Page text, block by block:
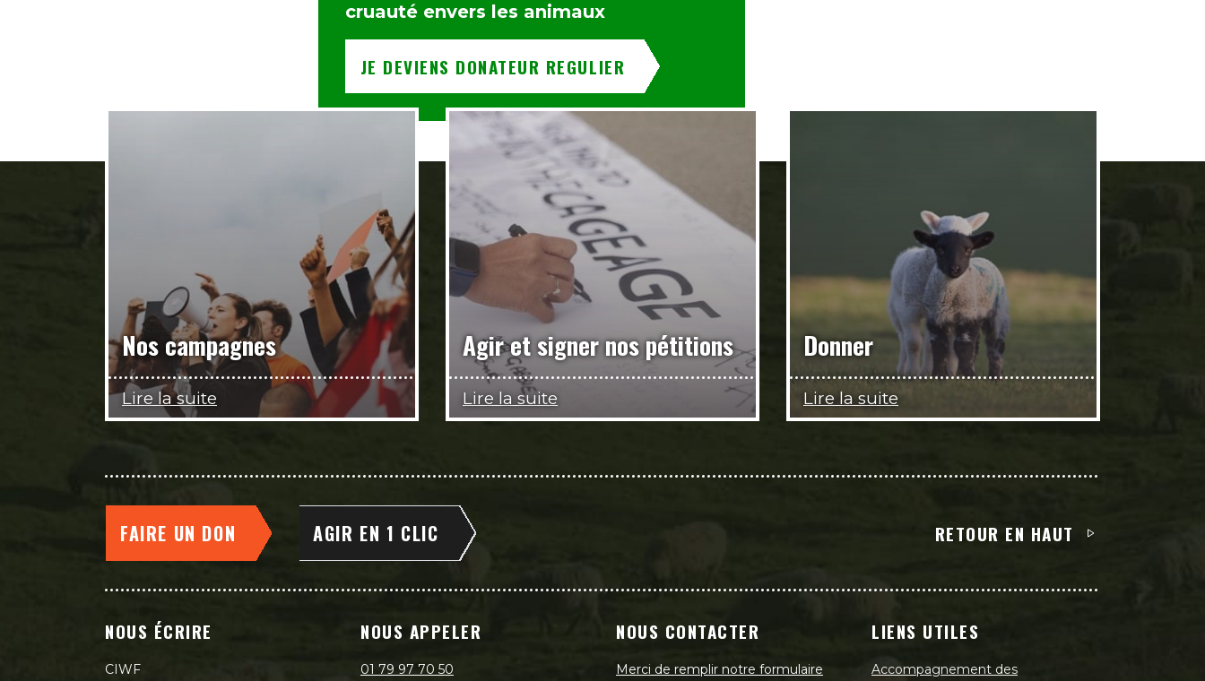
cruauté envers les animaux
JE DEVIENS DONATEUR REGULIER
Nos campagnes
Lire la suite
Agir et signer nos pétitions
Lire la suite
Donner
Lire la suite
FAIRE UN DON AGIR EN 1 CLIC RETOUR EN HAUT
NOUS ÉCRIRE
CIWF
NOUS APPELER
01 79 97 70 50
NOUS CONTACTER
Merci de remplir notre formulaire
LIENS UTILES
Accompagnement des